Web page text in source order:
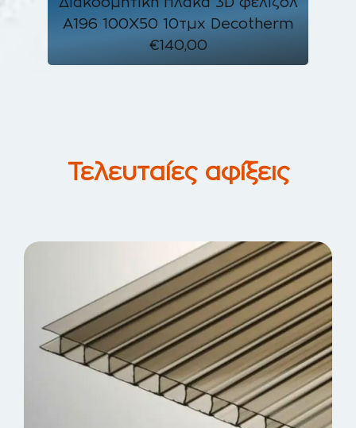
A196 100Χ50 10τμχ Decotherm
€140,00
Τελευταίες αφίξεις